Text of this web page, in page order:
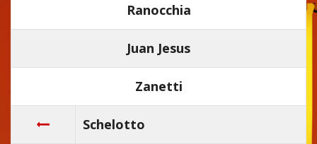
Ranocchia
Juan Jesus
Zanetti
Schelotto